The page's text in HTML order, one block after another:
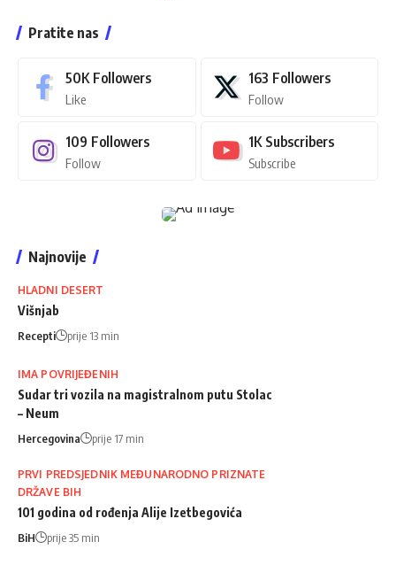
Pratite nas
50K Followers
Like
163 Followers
Follow
109 Followers
Follow
1K Subscribers
Subscribe
Najnovije
HLADNI DESERT
Višnjab
Recepti prije 13 min
IMA POVRIJEĐENIH
Sudar tri vozila na magistralnom putu Stolac
– Neum
Hercegovina prije 17 min
PRVI PREDSJEDNIK MEĐUNARODNO PRIZNATE
DRŽAVE BIH
101 godina od rođenja Alije Izetbegovića
BiH prije 35 min